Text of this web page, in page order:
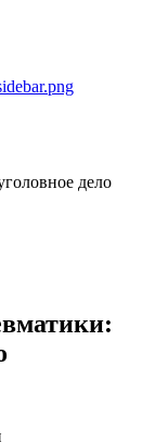
дело